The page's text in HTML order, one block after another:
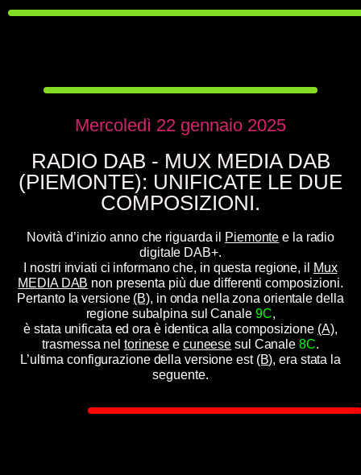
Mercoledì 22 gennaio 2025
RADIO DAB - MUX MEDIA DAB
(PIEMONTE): UNIFICATE LE DUE
COMPOSIZIONI.
Novità d’inizio anno che riguarda il Piemonte e la radio
digitale DAB+.
I nostri inviati ci informano che, in questa regione, il
Mux
MEDIA DAB non presenta più due differenti composizioni.
Pertanto la versione (B), in onda nella zona orientale della
regione subalpina sul Canale 9C,
è stata unificata ed ora è identica alla composizione (A),
trasmessa nel torinese e cuneese sul Canale 8C.
L’ultima configurazione della versione est (B), era stata la
seguente.